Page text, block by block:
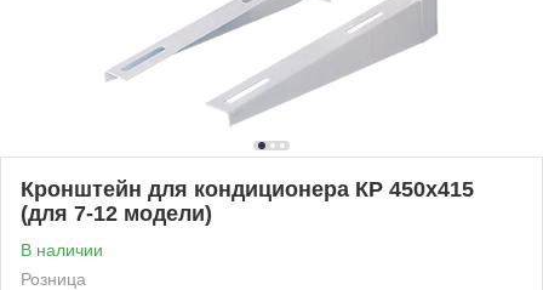
Кронштейн для кондиционера КР 450х415
(для 7-12 модели)
В наличии
Розница